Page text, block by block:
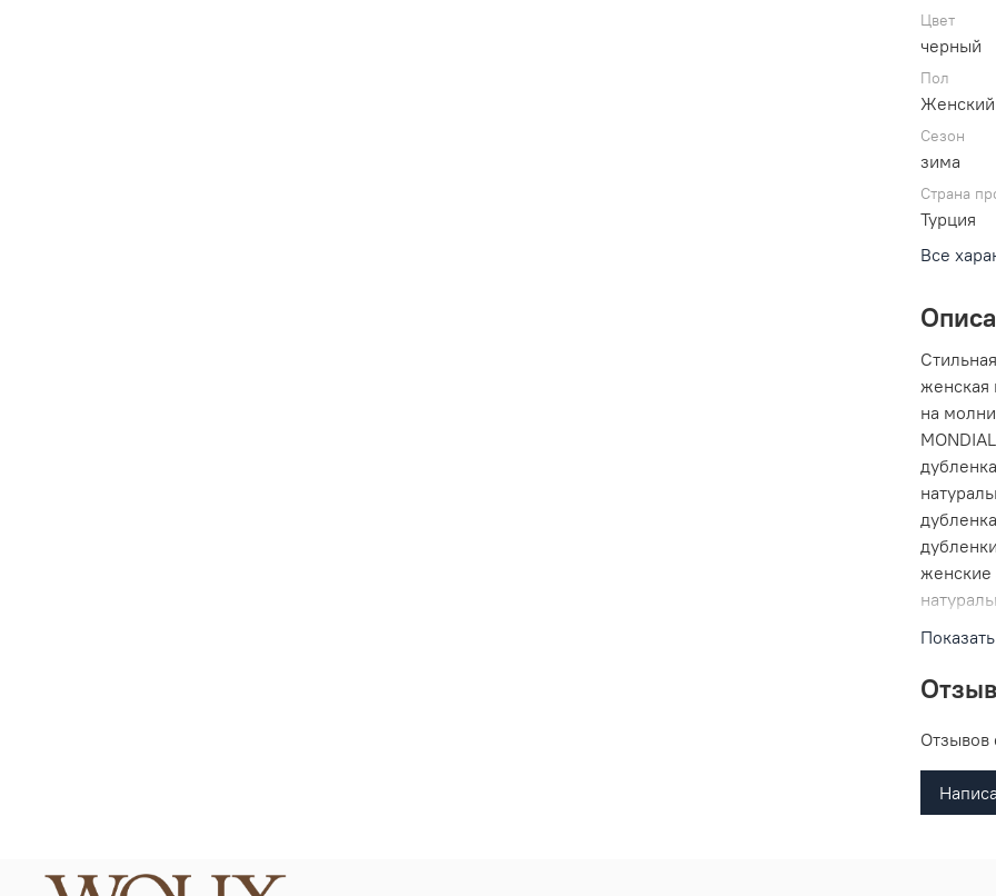
Цвет
черный
Пол
Женский
Сезон
зима
Страна
Турция
Все
женская
на
женские
женские
Отзывов